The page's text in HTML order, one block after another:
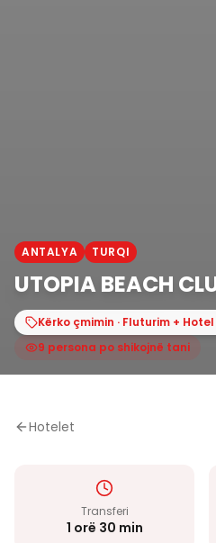
ANTALYA TURQI
UTOPIA BEACH
Kërko çmimin · Fluturim +
9 persona po shikojnë tani
Hotelet
Transferi
1 orë 30 min